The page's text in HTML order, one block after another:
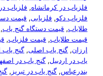
, فلزیاب در گیلان , فلزیاب
فلزیابی, قیمت دستگاه دفینه یاب,
دستگاه گنج یاب , قیمت دفینه یاب
قیمت فلزیاب, قیمت گنج یاب,
یاب اصلی, گنج یاب ایران زمین ,
گنج یاب در اصفهان, گنج یاب در
گنج یاب در تبریز , گنج یاب در تهران,